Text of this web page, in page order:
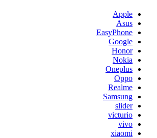
Apple
Asus
EasyPhone
Google
Honor
Nokia
Oneplus
Oppo
Realme
Samsung
slider
victurio
vivo
xiaomi